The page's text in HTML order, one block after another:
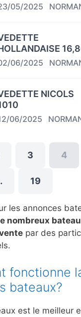
05/2025
06/2025
NICOLS
06/2025
3 4
19
les annonces
nombreux
par des
fonctionne
bateaux?
est le meilleur